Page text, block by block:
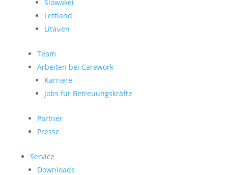
Slowakei
Lettland
Litauen
Team
Arbeiten bei Carework
Karriere
Jobs für Betreuungskräfte
Partner
Presse
Service
Downloads